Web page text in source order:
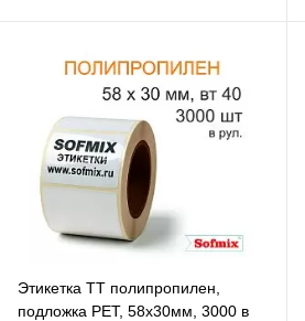
В избранное
К сравнению
Под заказ
Этикетка ТТ полипропилен,
подложка РЕТ, 58х30мм, 3000 в